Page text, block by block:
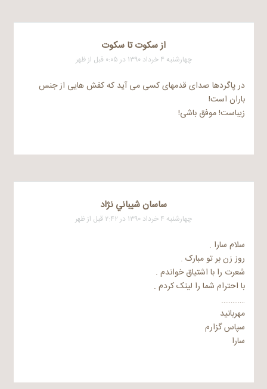
از سکوت تا سکوت
چهارشنبه ۴ خرداد ۱۳۹۰ در ۰:۰۵ قبل از ظهر
در پاگردها صدای قدمهای کسی می آید که کفش هایی از جنس
باران است!
زیباست! موفق باشی!
ساسان شيباني نژاد
چهارشنبه ۴ خرداد ۱۳۹۰ در ۲:۴۲ قبل از ظهر
سلام سارا .
روز زن بر تو مبارک .
شعرت را با اشتیاق خواندم .
با احترام شما را لینک کردم .
………….
مهربانید
سپاس گزارم
سارا